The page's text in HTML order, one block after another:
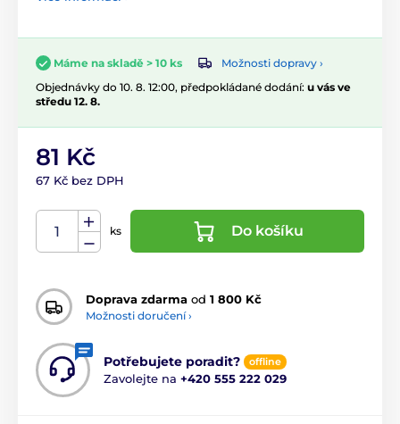
Máme na skladě > 10 ks
Možnosti dopravy ›
Objednávky do 10. 8. 12:00, předpokládané dodání: u vás ve
středu 12. 8.
81 Kč
67 Kč bez DPH
ks Do košíku
Doprava zdarma od 1 800 Kč
Možnosti doručení ›
Potřebujete poradit? offline
Zavolejte na +420 555 222 029